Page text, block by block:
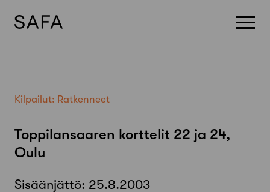
Kilpailut: Ratkenneet
Toppilansaaren korttelit 22 ja 24,
Oulu
Sisäänjättö: 25.8.2003